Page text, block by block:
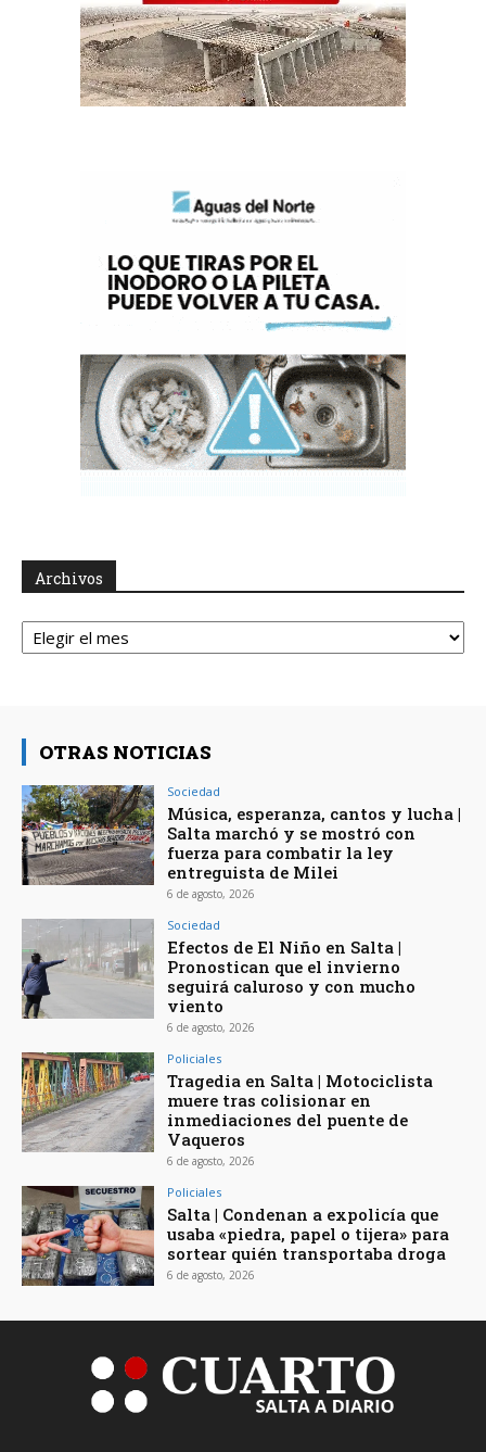
Archivos
Archivos
OTRAS NOTICIAS
Sociedad
Música, esperanza, cantos y lucha |
Salta marchó y se mostró con
fuerza para combatir la ley
entreguista de Milei
6 de agosto, 2026
Sociedad
Efectos de El Niño en Salta |
Pronostican que el invierno
seguirá caluroso y con mucho
viento
6 de agosto, 2026
Policiales
Tragedia en Salta | Motociclista
muere tras colisionar en
inmediaciones del puente de
Vaqueros
6 de agosto, 2026
Policiales
Salta | Condenan a expolicía que
usaba «piedra, papel o tijera» para
sortear quién transportaba droga
6 de agosto, 2026